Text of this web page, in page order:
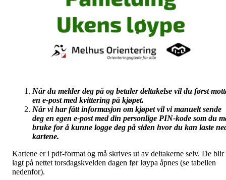
Når du melder deg på og betaler deltakelse vil du først
en e-post med kvittering på kjøpet.
Når vi har fått informasjon om kjøpet vil vi manuelt sende
deg en egen e-post med din personlige PIN-kode som du
bruke for å kunne logge deg på siden hvor du kan laste
kartene.
Kartene er i pdf-format og må skrives ut av deltakerne selv. De blir
lagt på nettet torsdagskvelden dagen før løypa åpnes (se tabellen
nedenfor).